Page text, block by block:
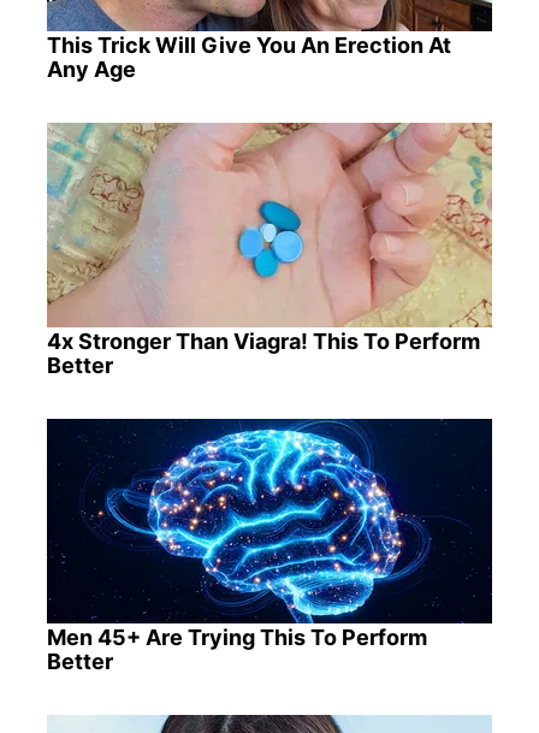
This Trick Will Give You An Erection At
Any Age
4x Stronger Than Viagra! This To Perform
Better
Men 45+ Are Trying This To Perform
Better